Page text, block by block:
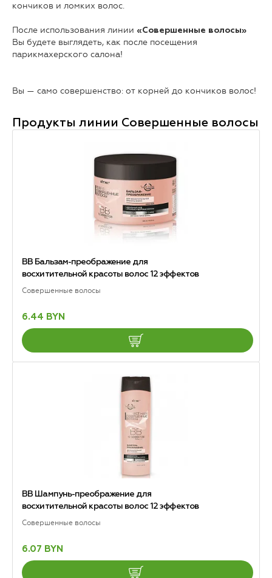
кончиков и ломких волос.
После использования линии «Совершенные волосы»
Вы будете выглядеть, как после посещения
парикмахерского салона!
Вы — само совершенство: от корней до кончиков волос!
Продукты линии Совершенные волосы
ВВ Бальзам-преображение для
восхитительной красоты волос 12 эффектов
Совершенные волосы
6.44 BYN
ВВ Шампунь-преображение для
восхитительной красоты волос 12 эффектов
Совершенные волосы
6.07 BYN